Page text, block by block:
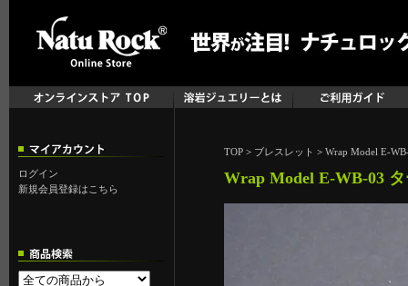
ログイン
新規会員登録はこちら
TOP > ブレスレット > Wrap Model E-
Wrap Model E-WB-03